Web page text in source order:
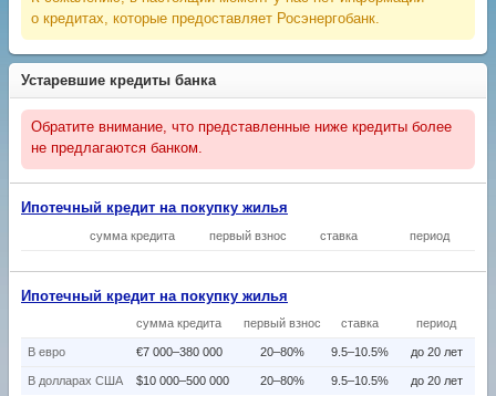
о кредитах, которые предоставляет Росэнергобанк.
Устаревшие кредиты банка
Обратите внимание, что представленные ниже кредиты более
не предлагаются банком.
Ипотечный кредит на покупку жилья
сумма кредита первый взнос ставка период
Ипотечный кредит на покупку жилья
сумма кредита первый взнос ставка период
В eвро €7 000–380 000 20–80% 9.5–10.5% до 20 лет
В долларах США $10 000–500 000 20–80% 9.5–10.5% до 20 лет